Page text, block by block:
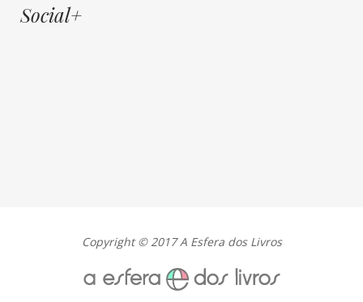
Social+
Copyright © 2017 A Esfera dos Livros